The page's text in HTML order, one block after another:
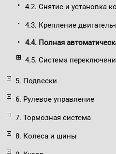
4.2. Снятие и установка
4.3. Крепление
4.4. Полная
4.5. Система
5. Подвески
6. Рулевое управление
7. Тормозная система
8. Колеса и шины